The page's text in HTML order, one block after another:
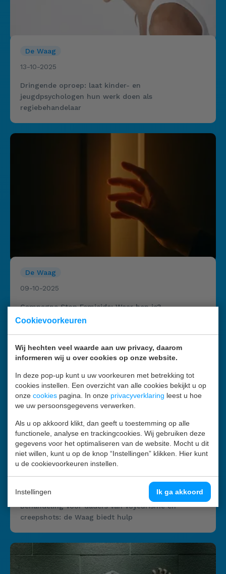
Cookievoorkeuren
Wij hechten veel waarde aan uw privacy, daarom
informeren wij u over cookies op onze website.
In deze pop-up kunt u uw voorkeuren met betrekking tot
cookies instellen. Een overzicht van alle cookies bekijkt u op
onze cookies pagina. In onze privacyverklaring leest u hoe
we uw persoonsgegevens verwerken.
Als u op akkoord klikt, dan geeft u toestemming op alle
functionele, analyse en trackingcookies. Wij gebruiken deze
gegevens voor het optimaliseren van de website. Mocht u dit
niet willen, kunt u op de knop “Instellingen” klikken. Hier kunt
u de cookievoorkeuren instellen.
Instellingen Ik ga akkoord
De Waag
13-10-2025
Dringende oproep: laat kinder- en
jeugdpsychologen hun werk doen als
regiebehandelaar
De Waag
09-10-2025
Campagne Stop Femicide; Waar ben je?
Behandeling voor daders van voyeurisme en
creepshots: de Waag biedt hulp